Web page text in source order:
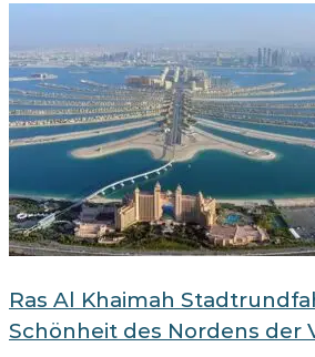
Ras Al Khaimah
Schönheit des Nordens der